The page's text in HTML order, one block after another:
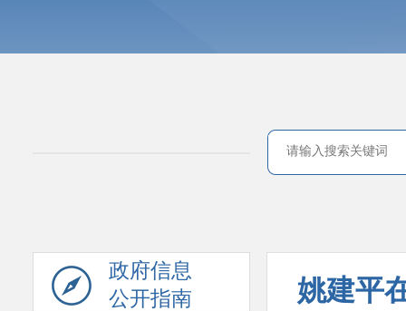
政府信息
公开指南
姚建平